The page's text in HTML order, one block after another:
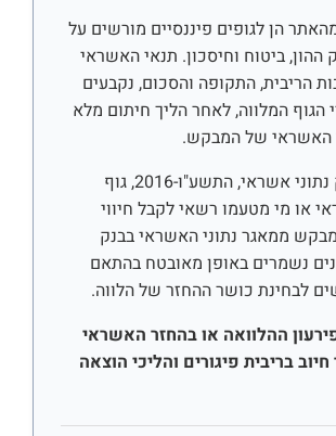
הן לגופים פיננסיים מורשים על
ההון, ביטוח וחיסכון. תנאי האשראי
הריבית, התקופה והסכום, נקבעים
הגוף המלווה, לאחר הליך חיתום מלא
האשראי של המבקש.
בהתאם לחוק נתוני אשראי, התשע"ו-2016, גוף
או מי מטעמו רשאי לקבל חיווי
ממאגר נתוני האשראי בבנק
נשמרים באופן מאובטח בהתאם
לבחינת כושר ההחזר של הלווה.
ההלוואה או בהחזר האשראי
בריבית פיגורים והליכי הוצאה